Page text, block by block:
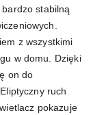
stabilną
z wszystkimi
w domu. Dzięki
on do
ruch
pokazuje